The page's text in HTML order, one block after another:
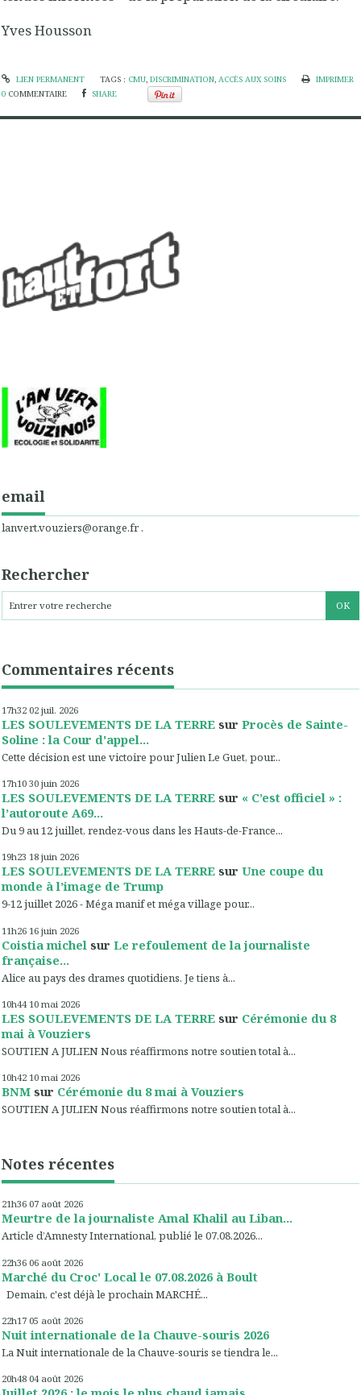
Yves Housson
LIEN PERMANENT TAGS : CMU, DISCRIMINATION, ACCÈS AUX SOINS
IMPRIMER
0 COMMENTAIRE SHARE
email
lanvert.vouziers@orange.fr .
Rechercher
Commentaires récents
17h32 02 juil. 2026
LES SOULEVEMENTS DE LA TERRE sur Procès de Sainte-
Soline : la Cour d'appel...
Cette décision est une victoire pour Julien Le Guet, pour...
17h10 30 juin 2026
LES SOULEVEMENTS DE LA TERRE sur « C’est officiel » :
l’autoroute A69...
Du 9 au 12 juillet, rendez-vous dans les Hauts-de-France...
19h23 18 juin 2026
LES SOULEVEMENTS DE LA TERRE sur Une coupe du
monde à l’image de Trump
9-12 juillet 2026 - Méga manif et méga village pour...
11h26 16 juin 2026
Coistia michel sur Le refoulement de la journaliste
française...
Alice au pays des drames quotidiens. Je tiens à...
10h44 10 mai 2026
LES SOULEVEMENTS DE LA TERRE sur Cérémonie du 8
mai à Vouziers
SOUTIEN A JULIEN Nous réaffirmons notre soutien total à...
10h42 10 mai 2026
BNM sur Cérémonie du 8 mai à Vouziers
SOUTIEN A JULIEN Nous réaffirmons notre soutien total à...
Notes récentes
21h36 07 août 2026
Meurtre de la journaliste Amal Khalil au Liban...
Article d’Amnesty International, publié le 07.08.2026...
22h36 06 août 2026
Marché du Croc' Local le 07.08.2026 à Boult
Demain, c'est déjà le prochain MARCHÉ...
22h17 05 août 2026
Nuit internationale de la Chauve-souris 2026
La Nuit internationale de la Chauve-souris se tiendra le...
20h48 04 août 2026